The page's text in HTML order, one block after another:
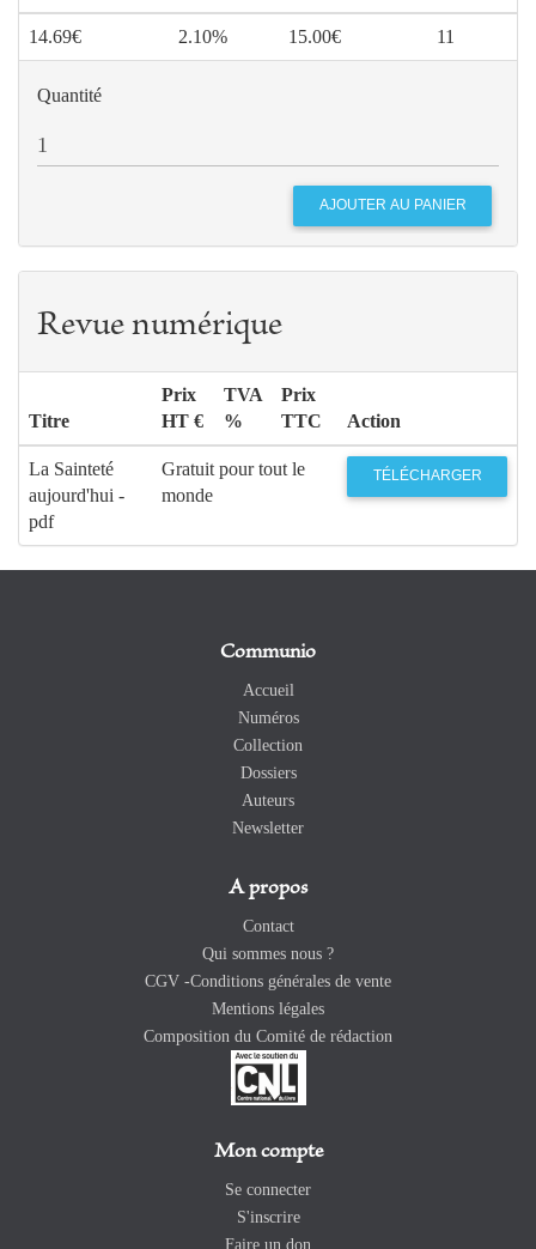
14.69€ 2.10% 15.00€ 11
Quantité
Revue numérique
Titre
Prix
HT €
TVA
%
Prix
TTC
Action
La Sainteté
aujourd'hui -
pdf
Gratuit pour tout le
monde
TÉLÉCHARGER
Communio
Accueil
Numéros
Collection
Dossiers
Auteurs
Newsletter
A propos
Contact
Qui sommes nous ?
CGV -Conditions générales de vente
Mentions légales
Composition du Comité de rédaction
Mon compte
Se connecter
S'inscrire
Faire un don